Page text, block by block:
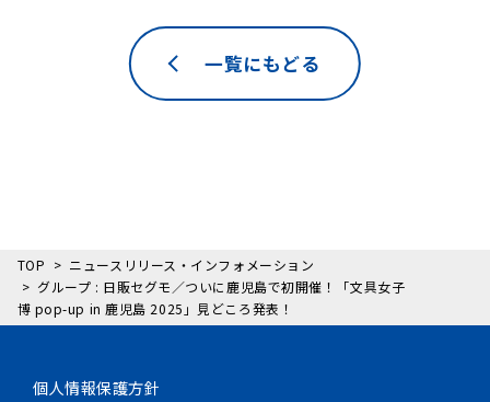
一覧にもどる
TOP
ニュースリリース・インフォメーション
グループ : 日販セグモ／ついに鹿児島で初開催！「文具女子
博 pop-up in 鹿児島 2025」見どころ発表！
個人情報保護方針